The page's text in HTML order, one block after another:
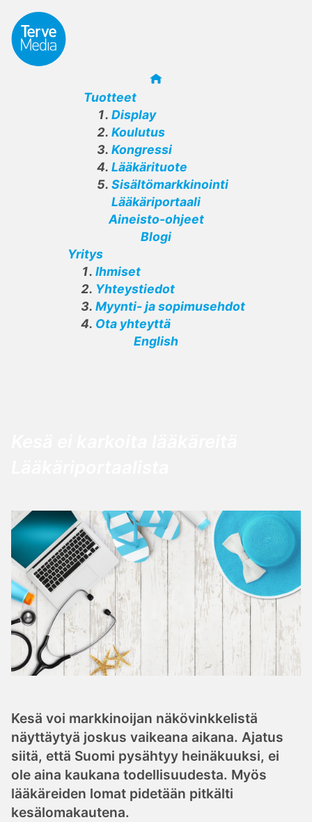
Tuotteet
Display
Koulutus
Kongressi
Lääkärituote
Sisältömarkkinointi
Lääkäriportaali
Aineisto-ohjeet
Blogi
Yritys
Ihmiset
Yhteystiedot
Myynti- ja sopimusehdot
Ota yhteyttä
English
Kesä voi markkinoijan näkövinkkelistä
näyttäytyä joskus vaikeana aikana. Ajatus
siitä, että Suomi pysähtyy heinäkuuksi, ei
ole aina kaukana todellisuudesta. Myös
lääkäreiden lomat pidetään pitkälti
kesälomakautena.